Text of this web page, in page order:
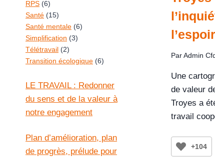
l’espoir
Par Admin
Une
de valeur
Troyes a
travail
+104
RPS (6)
Santé (15)
Santé mentale (6)
Simplification (3)
Télétravail (2)
Transition écologique (6)
LE TRAVAIL : Redonner
du sens et de la valeur à
notre engagement
Plan d’amélioration, plan
de progrès, prélude pour